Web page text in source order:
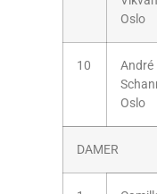
Oslo
10
André
Oslo
DAMER